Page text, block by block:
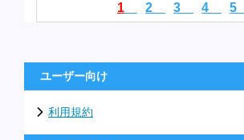
1
2 3 4 5
ユーザー向け
利用規約